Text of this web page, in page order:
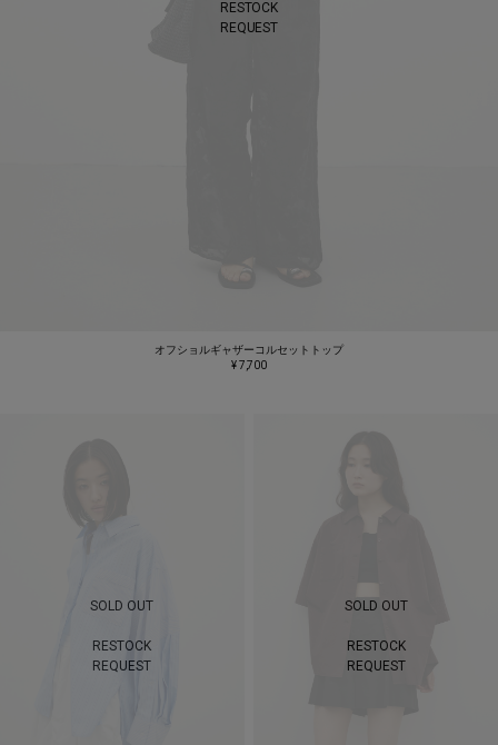
RESTOCK
REQUEST
オフショルギャザーコルセットトップ
¥ 7,700
SOLD OUT
RESTOCK
REQUEST
SOLD OUT
RESTOCK
REQUEST